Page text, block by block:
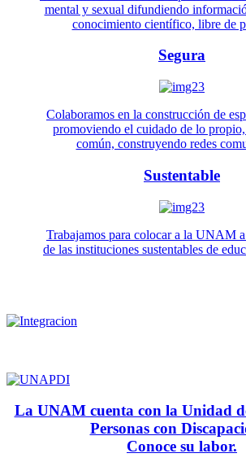
mental y sexual difundiendo
conocimiento científico, libre de
Segura
Colaboramos en la construcción de
promoviendo el cuidado de lo
común, construyendo redes
Sustentable
Trabajamos para colocar a la UNAM
de las instituciones sustentables de
La UNAM cuenta con la Unidad
Personas con
Conoce su labor.